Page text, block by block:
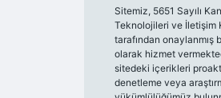
Sitemiz, 5651 Sayılı
Teknolojileri ve İletişim
tarafından onaylanmış
olarak hizmet
sitedeki içerikleri
denetleme veya